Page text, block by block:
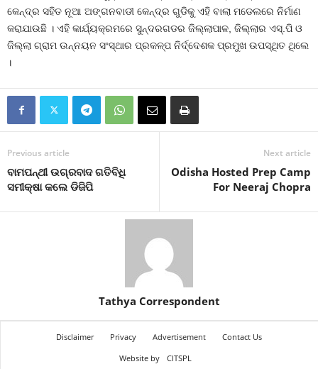
କେନ୍ଦ୍ର ସହିତ ନୂଆ ଅଙ୍ଗନବାଡୀ କେନ୍ଦ୍ର ଗୁଡିକୁ ଏହି ବାଲା ମଡେଲରେ ନିର୍ମାଣ
କରାଯାଉଛି । ଏହି କାର୍ଯ୍ୟକ୍ରମରେ ସୁନ୍ଦରଗଡର ଜିଲ୍ଲାପାଳ, ଜିଲ୍ଲାର ଏସ୍‌.ପି ଓ
ଜିଲ୍ଲା ଗ୍ରାମ ଉନ୍ନୟନ ସଂସ୍ଥାର ପ୍ରକଳ୍ପ ନିର୍ଦ୍ଦେଶକ ପ୍ରମୁଖ ଉପସ୍ଥିତ ଥିଲେ
।
Previous article
ବାମପନ୍ଥୀ ଉଗ୍ରବାଦ ଗତିବିଧି
ସମୀକ୍ଷା କଲେ ଡିଜିପି
Next article
Odisha Hosted Prep Camp
For Neeraj Chopra
Tathya Correspondent
Disclaimer Privacy Advertisement
Contact Us
Website by
CITSPL